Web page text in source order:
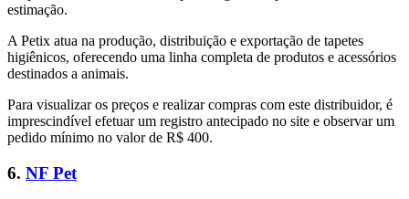
estimação.
A Petix atua na produção, distribuição e exportação de tapetes
higiênicos, oferecendo uma linha completa de produtos e acessórios
destinados a animais.
Para visualizar os preços e realizar compras com este distribuidor, é
imprescindível efetuar um registro antecipado no site e observar um
pedido mínimo no valor de R$ 400.
6. NF Pet